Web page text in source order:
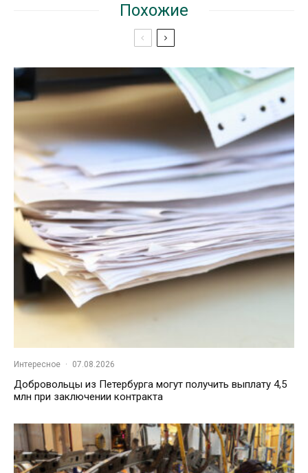
Похожие
Интересное · 07.08.2026
Добровольцы из Петербурга могут получить выплату 4,5
млн при заключении контракта